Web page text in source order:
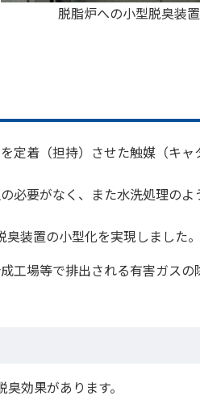
脱脂炉への小型脱臭装
定着（担持）させた触媒（キ
必要がなく、また水洗処理のよ
装置の小型化を実現しました。
工場等で排出される有害ガスの
効果があります。